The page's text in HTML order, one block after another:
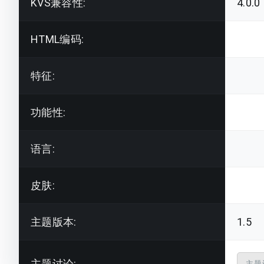
HTML编码:
特征:
功能性:
语言:
皮肤:
主题版本: 1.5